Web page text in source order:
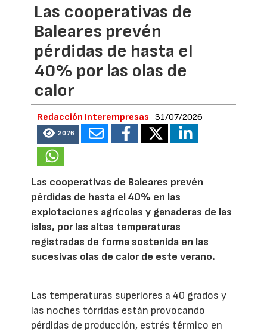
Las cooperativas de
Baleares prevén
pérdidas de hasta el
40% por las olas de
calor
Redacción Interempresas 31/07/2026
2076
Las cooperativas de Baleares prevén
pérdidas de hasta el 40% en las
explotaciones agrícolas y ganaderas de las
islas, por las altas temperaturas
registradas de forma sostenida en las
sucesivas olas de calor de este verano.
Las temperaturas superiores a 40 grados y
las noches tórridas están provocando
pérdidas de producción, estrés térmico en